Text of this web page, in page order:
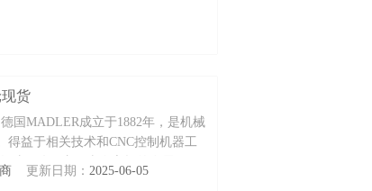
货
国MADLER成立于1882年，是机械
得益于相关技术和CNC控制机器工
种工件。由于当今市场的发展，
商 更新日期：2025-06-05